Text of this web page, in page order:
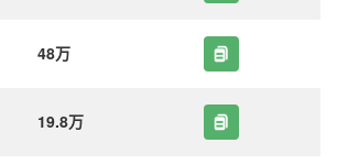
48万
19.8万